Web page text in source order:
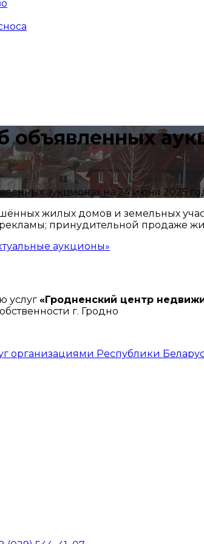
аукционах на 24 июня 2025
жилых домов и земельных
принудительной продаже
аукционы»
услуг «Гродненский центр
г. Гродно
организациями Республики